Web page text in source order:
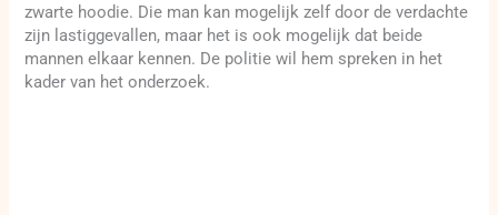
zwarte hoodie. Die man kan mogelijk zelf door de verdachte
zijn lastiggevallen, maar het is ook mogelijk dat beide
mannen elkaar kennen. De politie wil hem spreken in het
kader van het onderzoek.